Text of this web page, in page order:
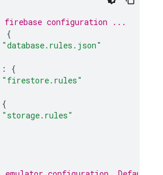
configuration ...
{
"database.rules.json"
:
{
"firestore.rules"
{
"storage.rules"